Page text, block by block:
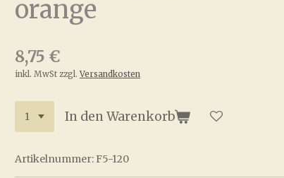
orange
8,75 €
inkl. MwSt zzgl.Versandkosten
In den Warenkorb
Artikelnummer: F5-120